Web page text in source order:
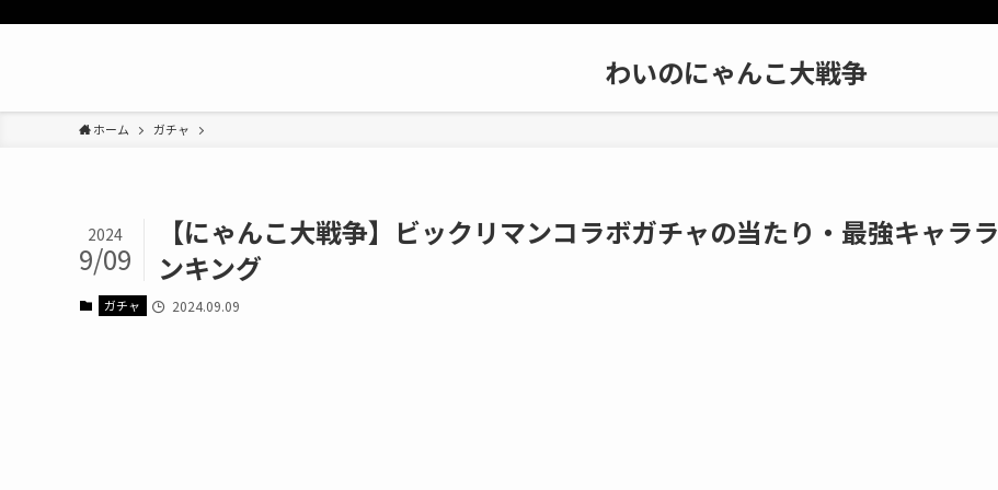
わいのにゃんこ大戦争
ホーム ガチャ
【にゃんこ大戦争】ビックリマンコラボガチャの当たり・最強キャララ
ンキング
2024
9/09
ガチャ 2024.09.09